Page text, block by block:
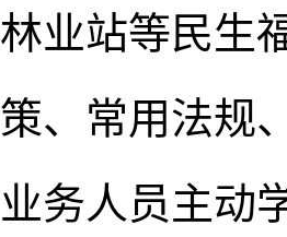
林业站等民生
策、常用法规
业务人员主动